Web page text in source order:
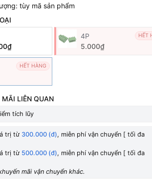
tùy mã sản phẩm
4P HẾT
5.000₫
HẾT HÀNG
MÃI LIÊN QUAN
tích lũy
trị từ 300.000 (đ), miễn phí vận chuyển [ tối đa
trị từ 500.000 (đ), miễn phí vận chuyển [ tối đa
mãi vận chuyển khác.